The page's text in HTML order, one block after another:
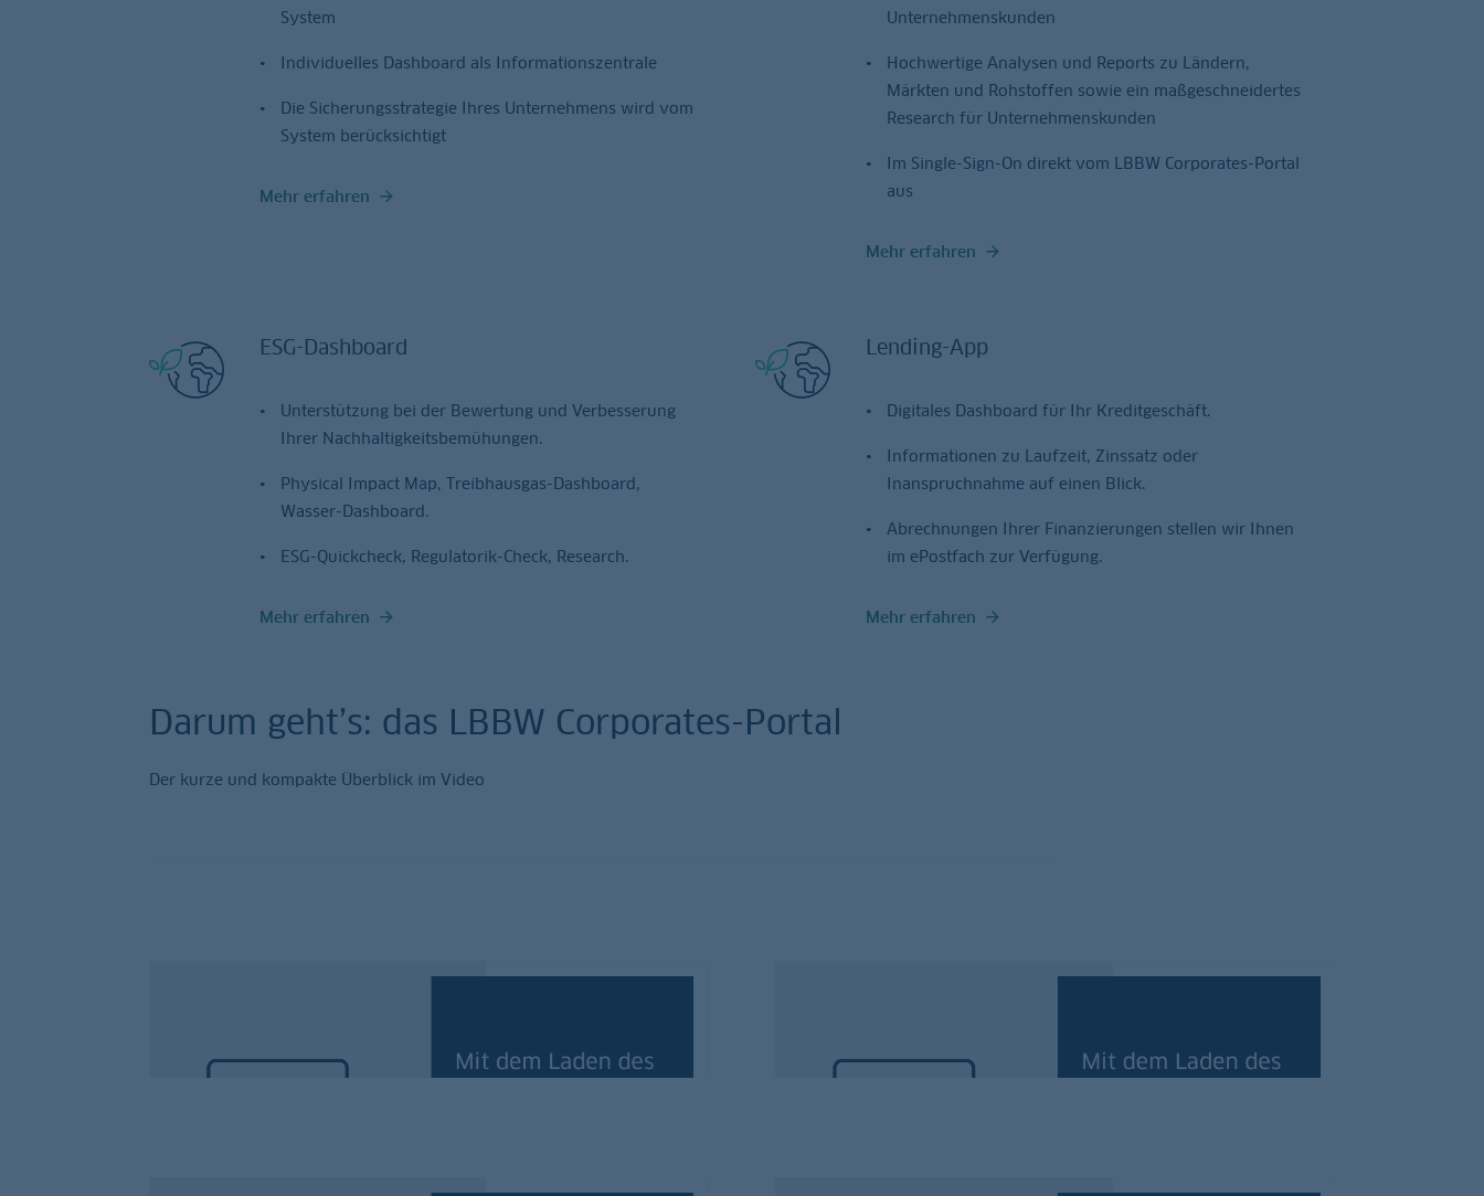
System
Individuelles Dashboard als Informationszentrale
Die Sicherungsstrategie Ihres Unternehmens wird vom
System berücksichtigt
Mehr erfahren
Unternehmenskunden
Hochwertige Analysen und Reports zu Ländern,
Märkten und Rohstoffen sowie ein maßgeschneidertes
Research für Unternehmenskunden
Im Single-Sign-On direkt vom LBBW Corporates-Portal
aus
Mehr erfahren
ESG-Dashboard
Unterstützung bei der Bewertung und Verbesserung
Ihrer Nachhaltigkeitsbemühungen.
Physical Impact Map, Treibhausgas-Dashboard,
Wasser-Dashboard.
ESG-Quickcheck, Regulatorik-Check, Research.
Mehr erfahren
Lending-App
Digitales Dashboard für Ihr Kreditgeschäft.
Informationen zu Laufzeit, Zinssatz oder
Inanspruchnahme auf einen Blick.
Abrechnungen Ihrer Finanzierungen stellen wir Ihnen
im ePostfach zur Verfügung.
Mehr erfahren
Darum geht’s: das LBBW Corporates-Portal
Der kurze und kompakte Überblick im Video
Der kurze und kompakte Überblick im Video Der kurze und kompakte Überblick im Video